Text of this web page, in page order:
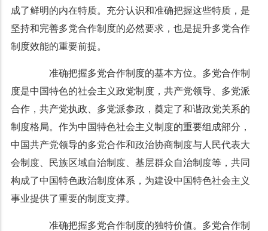
成了鲜明的内在特质。充分认识和准确把握这些特质，是
坚持和完善多党合作制度的必然要求，也是提升多党合作
制度效能的重要前提。
准确把握多党合作制度的基本方位。多党合作制
度是中国特色的社会主义政党制度，共产党领导、多党派
合作，共产党执政、多党派参政，奠定了和谐政党关系的
制度格局。作为中国特色社会主义制度的重要组成部分，
中国共产党领导的多党合作和政治协商制度与人民代表大
会制度、民族区域自治制度、基层群众自治制度等，共同
构成了中国特色政治制度体系，为建设中国特色社会主义
事业提供了重要的制度支撑。
准确把握多党合作制度的独特价值。多党合作制